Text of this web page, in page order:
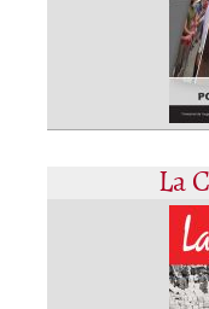
La